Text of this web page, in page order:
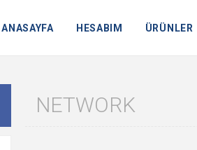
ANASAYFA HESABIM ÜRÜNLER
NETWORK